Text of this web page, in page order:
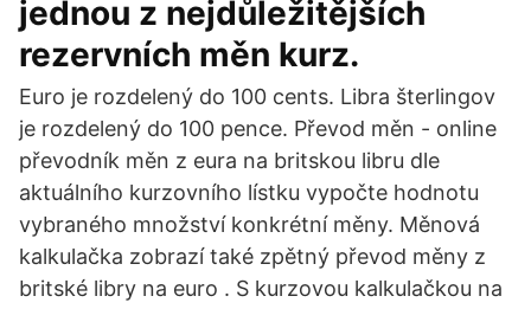
jednou z nejdůležitějších
rezervních měn kurz.
Euro je rozdelený do 100 cents. Libra šterlingov
je rozdelený do 100 pence. Převod měn - online
převodník měn z eura na britskou libru dle
aktuálního kurzovního lístku vypočte hodnotu
vybraného množství konkrétní měny. Měnová
kalkulačka zobrazí také zpětný převod měny z
britské libry na euro . S kurzovou kalkulačkou na